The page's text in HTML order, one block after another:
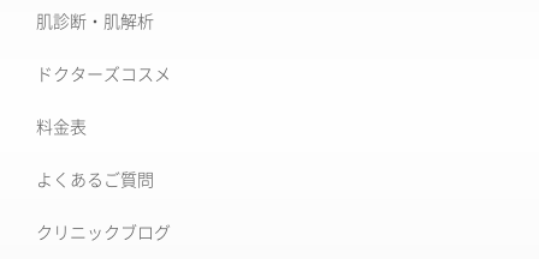
美肌治療・肌育
シミ取り治療
フォトナ6D/4D
ソフウェーブ
XERF (ザーフ)
ワンダーフェイスプロ
ルビーフラクショナル
肌診断・肌解析
ドクターズコスメ
料金表
よくあるご質問
クリニックブログ